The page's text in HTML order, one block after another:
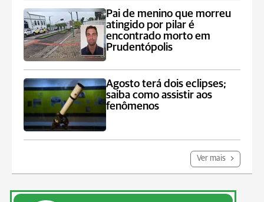
Pai de menino que morreu
atingido por pilar é
encontrado morto em
Prudentópolis
Agosto terá dois eclipses;
saiba como assistir aos
fenômenos
Ver mais